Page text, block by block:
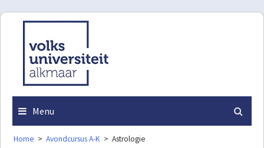
Skip
content
Menu
Home > Avondcursus A-K > Astrologie